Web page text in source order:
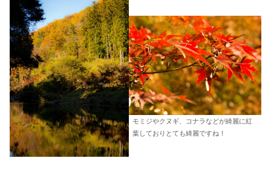
モミジやクヌギ、コナラなどが綺麗に紅
葉しておりとても綺麗ですね！